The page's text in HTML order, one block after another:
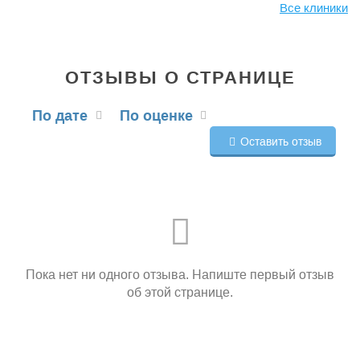
Все клиники
ОТЗЫВЫ О СТРАНИЦЕ
По дате По оценке
Оставить отзыв
Пока нет ни одного отзыва. Напиште первый отзыв
об этой странице.